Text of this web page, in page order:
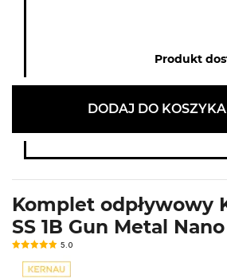
Produkt
DODAJ DO KOSZYKA
Komplet odpływowy
SS 1B Gun Metal Nano
5.0